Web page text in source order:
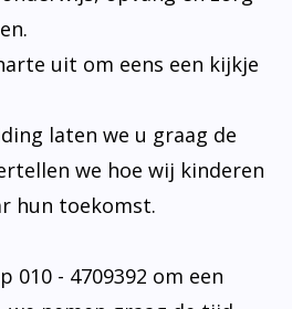
uit om eens een kijkje
laten we u graag de
we hoe wij kinderen
hun toekomst.
010 - 4709392 om een